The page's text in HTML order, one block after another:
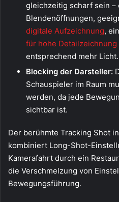
gleichzeitig scharf sein
Blendenöffnungen,
digitale Aufzeichnung,
für hohe Detailzeichnung
entsprechend mehr Licht.
Blocking der Darsteller:
Schauspieler im Raum
werden, da jede
sichtbar ist.
Der berühmte Tracking Shot in
kombiniert Long-Shot-
Kamerafahrt durch ein
die Verschmelzung von
Bewegungsführung.